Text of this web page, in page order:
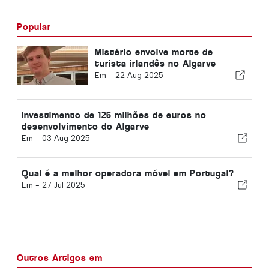
Popular
Mistério envolve morte de
turista irlandês no Algarve
Em - 22 Aug 2025
Investimento de 125 milhões de euros no
desenvolvimento do Algarve
Em - 03 Aug 2025
Qual é a melhor operadora móvel em Portugal?
Em - 27 Jul 2025
Outros Artigos em